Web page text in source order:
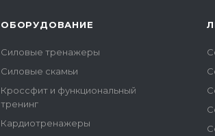
ОБОРУДОВАНИЕ
Силовые тренажеры
Силовые скамьи
Кроссфит и функциональный
тренинг
Кардиотренажеры